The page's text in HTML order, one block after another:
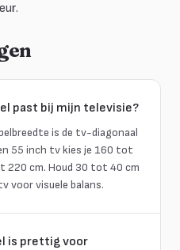
past bij mijn televisie?
is de tv-diagonaal
55 inch tv kies je 160 tot
220 cm. Houd 30 tot 40 cm
voor visuele balans.
is prettig voor